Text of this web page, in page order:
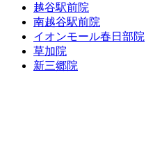
越谷駅前院
南越谷駅前院
イオンモール春日部院
草加院
新三郷院